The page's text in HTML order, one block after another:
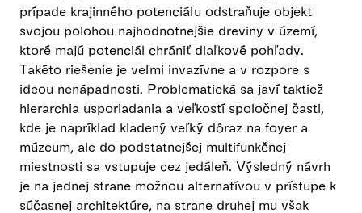
prípade krajinného potenciálu odstraňuje objekt
svojou polohou najhodnotnejšie dreviny v území,
ktoré majú potenciál chrániť diaľkové pohľady.
Takéto riešenie je veľmi invazívne a v rozpore s
ideou nenápadnosti. Problematická sa javí taktiež
hierarchia usporiadania a veľkostí spoločnej časti,
kde je napríklad kladený veľký dôraz na foyer a
múzeum, ale do podstatnejšej multifunkčnej
miestnosti sa vstupuje cez jedáleň. Výsledný návrh
je na jednej strane možnou alternatívou v prístupe k
súčasnej architektúre, na strane druhej mu však